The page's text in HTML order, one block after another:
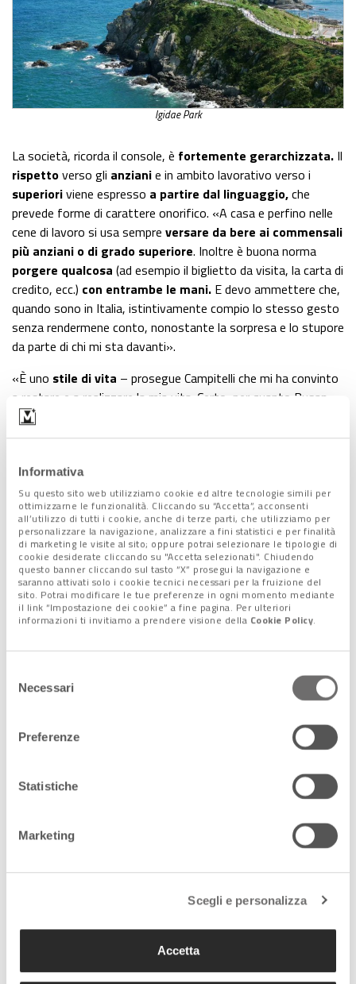
Informativa
Su questo sito web utilizziamo cookie ed altre tecnologie simili per
ottimizzarne le funzionalità. Cliccando su “Accetta”, acconsenti
all’utilizzo di tutti i cookie, anche di terze parti, che utilizziamo per
personalizzare la navigazione, analizzare a fini statistici e per finalità
di marketing le visite al sito; oppure potrai selezionare le tipologie di
cookie desiderate cliccando su "Accetta selezionati". Chiudendo
questo banner cliccando sul tasto “X” prosegui la navigazione e
saranno attivati solo i cookie tecnici necessari per la fruizione del
sito. Potrai modificare le tue preferenze in ogni momento mediante
il link “Impostazione dei cookie” a fine pagina. Per ulteriori
informazioni ti invitiamo a prendere visione della Cookie Policy.
delNecessari
Preferenze
Statistiche
Marketing
Scegli e personalizza
Accetta
Igidae Park
La società, ricorda il console, è fortemente gerarchizzata. Il
rispettoverso gli anzianie in ambito lavorativo verso i
superioriviene espresso a partire dal linguaggio,che
prevede forme di carattere onorifico. «A casa e perfino nelle
cene di lavoro si usa sempre versare da bere ai commensali
più anziani o di grado superiore. Inoltre è buona norma
porgere qualcosa (ad esempio il biglietto da visita, la carta di
credito, ecc.) con entrambe le mani. E devo ammettere che,
quando sono in Italia, istintivamente compio lo stesso gesto
senza rendermene conto, nonostante la sorpresa e lo stupore
da parte di chi mi sta davanti».
«È uno stile di vita – prosegue Campitelli che mi ha convinto
a restare e a realizzare la mia vita. Certo, per quanto Busan
sia una città globalizzata la
imparato il coreano da autodidatta e ancora oggi sto
all’università che mi hanno reso tutto più semplice».
Busan, tra porto e sanità
Finora Busan è stata al margine del nostro viaggio coreano.
Alla domanda: «Quale altra città coreana conosci dopo Seul?»,
nella maggior parte dei casi la risposta è una palla di fieno che
rotola nel deserto silenzioso. Ebbene,Busan è laseconda
con l’isola nipponica di Kyushu e con la città di Fukuoka.
La penisola coreana, del resto, era stata parte dell’Impero
Seconda Guerra Mondiale.
Busan panorama notturno
capitale coreana dell’industria navale.
portoè ilsesto del ranking mondiale tra i porti-container